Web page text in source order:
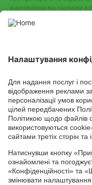
відмовитися від підписки
Головний офіс: 04050, м.
Ділове Містечко",